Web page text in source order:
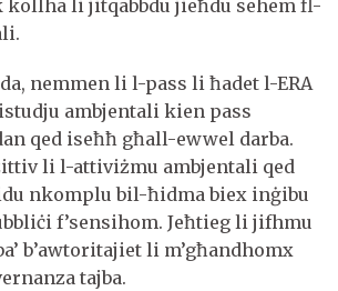
li jitqabbdu jieħdu sehem fl-
nemmen li l-pass li ħadet l-ERA
ambjentali kien pass
qed iseħħ għall-ewwel darba.
li l-attiviżmu ambjentali qed
nkomplu bil-ħidma biex inġibu
f’sensihom. Jeħtieg li jifhmu
b’awtoritajiet li m’għandhomx
tajba.